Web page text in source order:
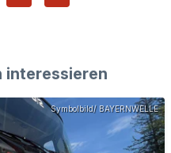
interessieren
Symbolbild/ BAYERNWELLE